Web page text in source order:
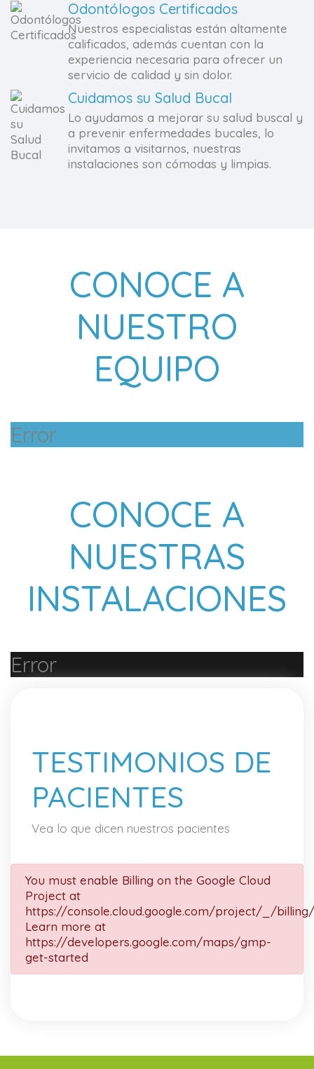
Odontólogos Certificados
Nuestros especialistas están altamente
calificados, además cuentan con la
experiencia necesaria para ofrecer un
servicio de calidad y sin dolor.
Cuidamos su Salud Bucal
Lo ayudamos a mejorar su salud buscal y
a prevenir enfermedades bucales, lo
invitamos a visitarnos, nuestras
instalaciones son cómodas y limpias.
CONOCE A
NUESTRO
EQUIPO
Error
CONOCE A
NUESTRAS
INSTALACIONES
Error
TESTIMONIOS DE
PACIENTES
Vea lo que dicen nuestros pacientes
You must enable Billing on the Google Cloud
Project at
https://console.cloud.google.com/project/_/
Learn more at
https://developers.google.com/maps/gmp-
get-started